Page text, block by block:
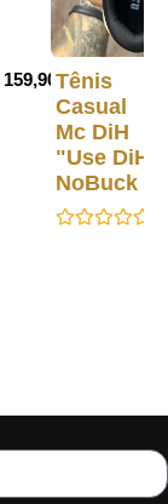
159,90Tênis
Casual
Mc DiH
"Use DiH"
NoBuck